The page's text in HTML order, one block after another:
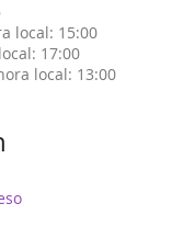
local: 15:00
17:00
local: 13:00